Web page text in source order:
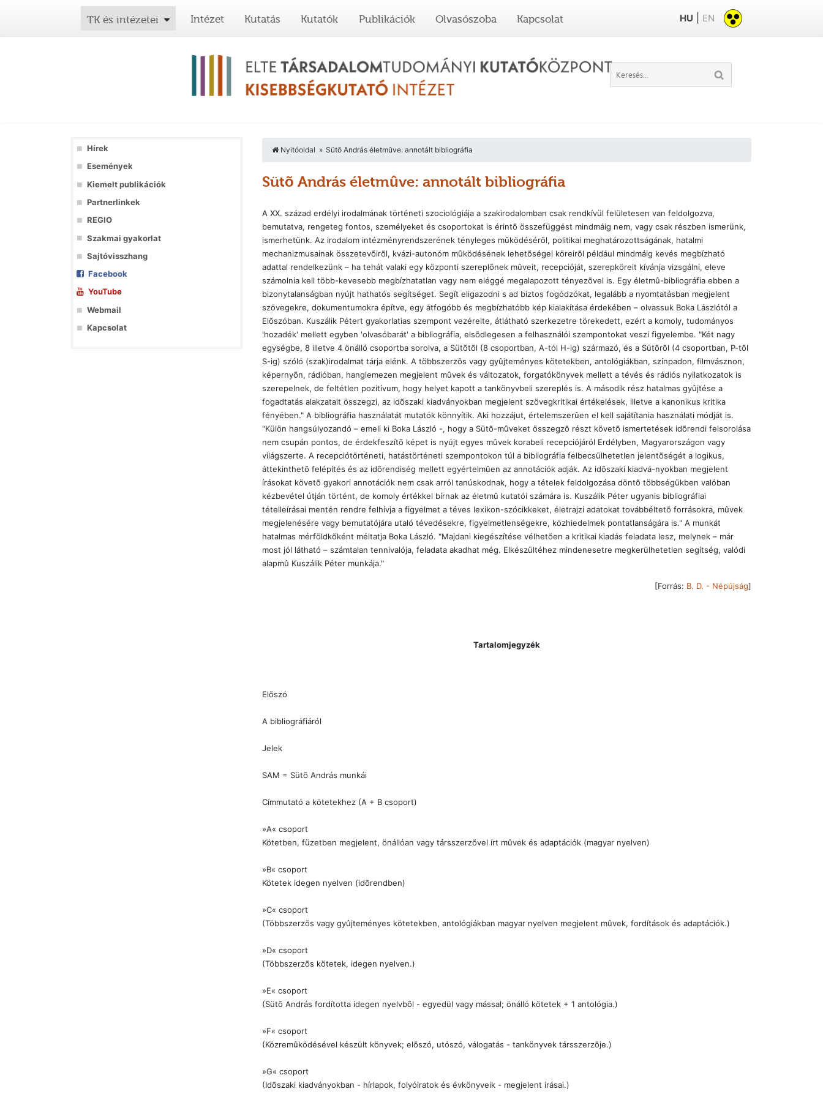
TK és intézetei Intézet Kutatás Kutatók Publikációk Olvasószoba Kapcsolat HU EN
Hírek
Események
Kiemelt publikációk
Partnerlinkek
REGIO
Szakmai gyakorlat
Sajtóvisszhang
Facebook
YouTube
Webmail
Kapcsolat
Nyitóoldal Sütõ András életmûve: annotált bibliográfia
Sütõ András életmûve: annotált bibliográfia
A XX. század erdélyi irodalmának történeti szociológiája a szakirodalomban csak rendkívül felületesen van feldolgozva,
bemutatva, rengeteg fontos, személyeket és csoportokat is érintõ összefüggést mindmáig nem, vagy csak részben ismerünk,
ismerhetünk. Az irodalom intézményrendszerének tényleges mûködésérõl, politikai meghatározottságának, hatalmi
mechanizmusainak összetevõirõl, kvázi-autonóm mûködésének lehetõségei köreirõl például mindmáig kevés megbízható
adattal rendelkezünk – ha tehát valaki egy központi szereplõnek mûveit, recepcióját, szerepköreit kívánja vizsgálni, eleve
számolnia kell több-kevesebb megbízhatatlan vagy nem eléggé megalapozott tényezõvel is. Egy életmû-bibliográfia ebben a
bizonytalanságban nyújt hathatós segítséget. Segít eligazodni s ad biztos fogódzókat, legalább a nyomtatásban megjelent
szövegekre, dokumentumokra építve, egy átfogóbb és megbízhatóbb kép kialakítása érdekében – olvassuk Boka Lászlótól a
Elõszóban. Kuszálik Pétert gyakorlatias szempont vezérelte, átlátható szerkezetre törekedett, ezért a komoly, tudományos
'hozadék' mellett egyben 'olvasóbarát' a bibliográfia, elsõdlegesen a felhasználói szempontokat veszi figyelembe. "Két nagy
egységbe, 8 illetve 4 önálló csoportba sorolva, a Sütõtõl (8 csoportban, A-tól H-ig) származó, és a Sütõrõl (4 csoportban, P-tõl
S-ig) szóló (szak)irodalmat tárja elénk. A többszerzõs vagy gyûjteményes kötetekben, antológiákban, színpadon, filmvásznon,
képernyõn, rádióban, hanglemezen megjelent mûvek és változatok, forgatókönyvek mellett a tévés és rádiós nyilatkozatok is
szerepelnek, de feltétlen pozitívum, hogy helyet kapott a tankönyvbeli szereplés is. A második rész hatalmas gyûjtése a
fogadtatás alakzatait összegzi, az idõszaki kiadványokban megjelent szövegkritikai értékelések, illetve a kanonikus kritika
fényében." A bibliográfia használatát mutatók könnyítik. Aki hozzájut, értelemszerûen el kell sajátítania használati módját is.
"Külön hangsúlyozandó – emeli ki Boka László -, hogy a Sütõ-mûveket összegzõ részt követõ ismertetések idõrendi felsorolása
nem csupán pontos, de érdekfeszítõ képet is nyújt egyes mûvek korabeli recepciójáról Erdélyben, Magyarországon vagy
világszerte. A recepciótörténeti, hatástörténeti szempontokon túl a bibliográfia felbecsülhetetlen jelentõségét a logikus,
áttekinthetõ felépítés és az idõrendiség mellett egyértelmûen az annotációk adják. Az idõszaki kiadvá-nyokban megjelent
írásokat követõ gyakori annotációk nem csak arról tanúskodnak, hogy a tételek feldolgozása döntõ többségükben valóban
kézbevétel útján történt, de komoly értékkel bírnak az életmû kutatói számára is. Kuszálik Péter ugyanis bibliográfiai
tételleírásai mentén rendre felhívja a figyelmet a téves lexikon-szócikkeket, életrajzi adatokat továbbéltetõ forrásokra, mûvek
megjelenésére vagy bemutatójára utaló tévedésekre, figyelmetlenségekre, közhiedelmek pontatlanságára is." A munkát
hatalmas mérföldkõként méltatja Boka László. "Majdani kiegészítése vélhetõen a kritikai kiadás feladata lesz, melynek – már
most jól látható – számtalan tennivalója, feladata akadhat még. Elkészültéhez mindenesetre megkerülhetetlen segítség, valódi
alapmû Kuszálik Péter munkája."
[Forrás: B. D. - Népújság]
Tartalomjegyzék
Elõszó
A bibliográfiáról
Jelek
SAM = Sütõ András munkái
Címmutató a kötetekhez (A + B csoport)
»A« csoport
Kötetben, füzetben megjelent, önállóan vagy társszerzõvel írt mûvek és adaptációk (magyar nyelven)
»B« csoport
Kötetek idegen nyelven (idõrendben)
»C« csoport
(Többszerzõs vagy gyûjteményes kötetekben, antológiákban magyar nyelven megjelent mûvek, fordítások és adaptációk.)
»D« csoport
(Többszerzõs kötetek, idegen nyelven.)
»E« csoport
(Sütõ András fordította idegen nyelvbõl - egyedül vagy mással; önálló kötetek + 1 antológia.)
»F« csoport
(Közremûködésével készült könyvek; elõszó, utószó, válogatás - tankönyvek társszerzõje.)
»G« csoport
(Idõszaki kiadványokban - hírlapok, folyóiratok és évkönyveik - megjelent írásai.)